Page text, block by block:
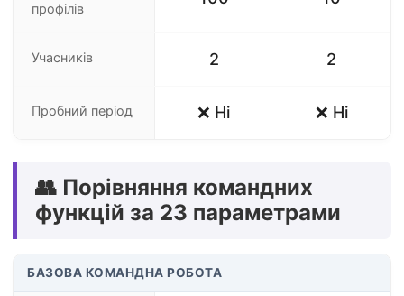
профілів
Учасників 2 2
Пробний період ❌ Ні ❌ Ні
👥 Порівняння командних
функцій за 23 параметрами
БАЗОВА КОМАНДНА РОБОТА